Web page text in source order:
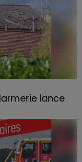
lance
propager au
habitations et
de personnes.